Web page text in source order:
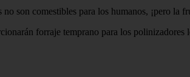
no son comestibles para los humanos, ¡pero la
forraje temprano para los polinizadores